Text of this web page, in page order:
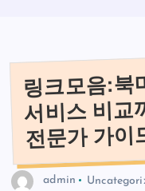
링크모음:북
서비스 비교
전문가 가이
admin